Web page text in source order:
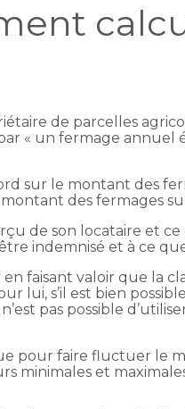
de parcelles
« un fermage annuel
sur le montant des
des fermages
de son locataire et
indemnisé et à ce
faisant valoir que la
lui, s’il est bien
pas possible
pour faire fluctuer le
minimales et